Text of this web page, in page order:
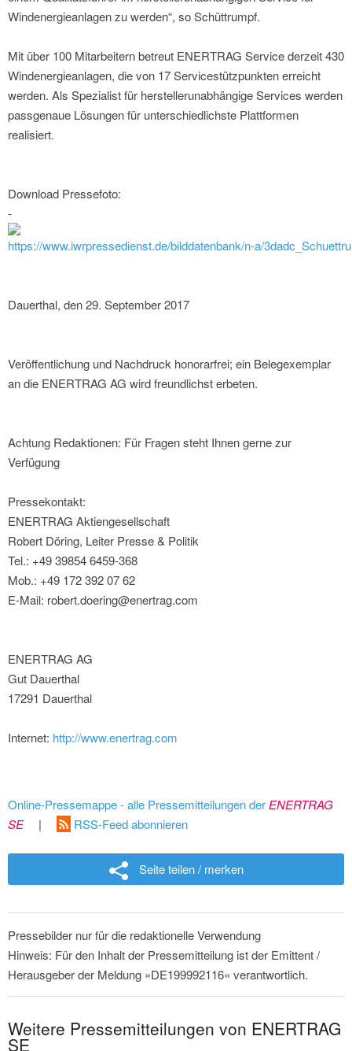
Windenergieanlagen zu werden“, so Schüttrumpf.
Mit über 100 Mitarbeitern betreut ENERTRAG Service derzeit 430
Windenergieanlagen, die von 17 Servicestützpunkten erreicht
werden. Als Spezialist für herstellerunabhängige Services werden
passgenaue Lösungen für unterschiedlichste Plattformen
realisiert.
Download Pressefoto:
-
https://www.iwrpressedienst.de/bilddatenbank/n-a/
Dauerthal, den 29. September 2017
Veröffentlichung und Nachdruck honorarfrei; ein Belegexemplar
an die ENERTRAG AG wird freundlichst erbeten.
Achtung Redaktionen: Für Fragen steht Ihnen gerne zur
Verfügung
Pressekontakt:
ENERTRAG Aktiengesellschaft
Robert Döring, Leiter Presse & Politik
Tel.: +49 39854 6459-368
Mob.: +49 172 392 07 62
E-Mail: robert.doering@enertrag.com
ENERTRAG AG
Gut Dauerthal
17291 Dauerthal
Internet: http://www.enertrag.com
Online-Pressemappe - alle Pressemitteilungen der ENERTRAG
SE
| RSS-Feed abonnieren
Seite teilen / merken
Pressebilder nur für die redaktionelle Verwendung
Hinweis: Für den Inhalt der Pressemitteilung ist der Emittent /
Herausgeber der Meldung »DE199992116« verantwortlich.
Weitere Pressemitteilungen von ENERTRAG
SE